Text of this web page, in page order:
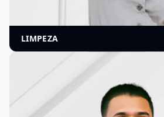
Ética, gestão transparente,
negócios, atendimentos
valorização dos clientes,